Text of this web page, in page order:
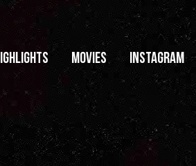
MOVIES INSTAGRAM